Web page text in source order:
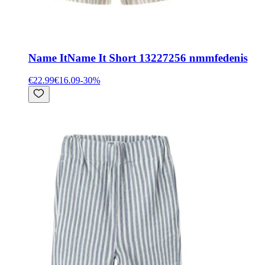
Name ItName It Short 13227256 nmmfedenis
€22.99€16.09-30%